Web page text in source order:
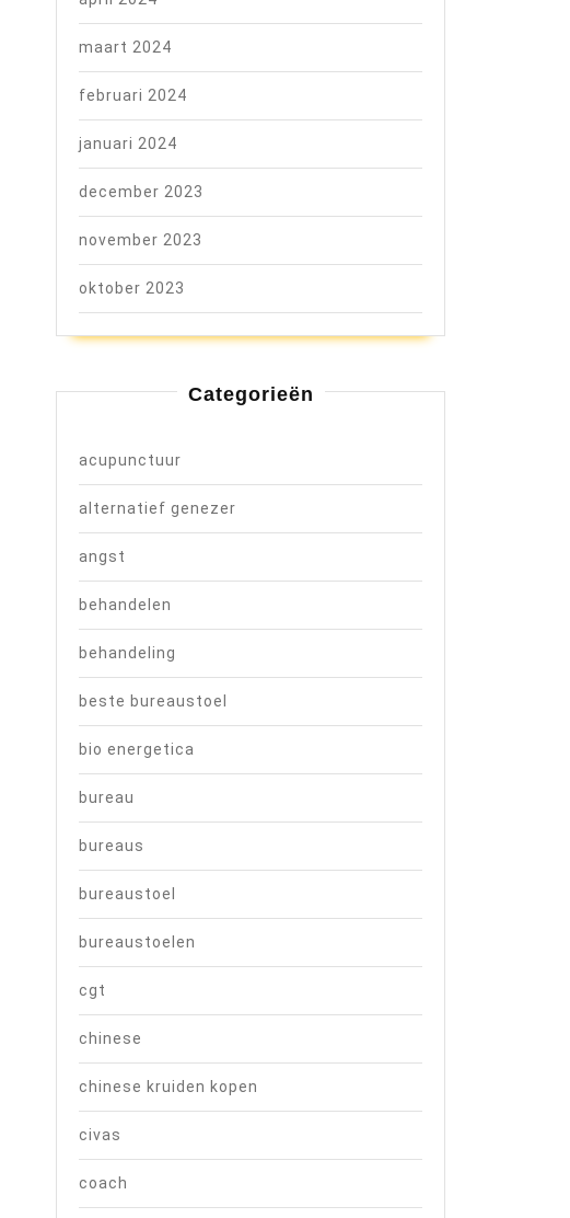
maart 2024
februari 2024
januari 2024
december 2023
november 2023
oktober 2023
Categorieën
acupunctuur
alternatief genezer
angst
behandelen
behandeling
beste bureaustoel
bio energetica
bureau
bureaus
bureaustoel
bureaustoelen
cgt
chinese
chinese kruiden kopen
civas
coach